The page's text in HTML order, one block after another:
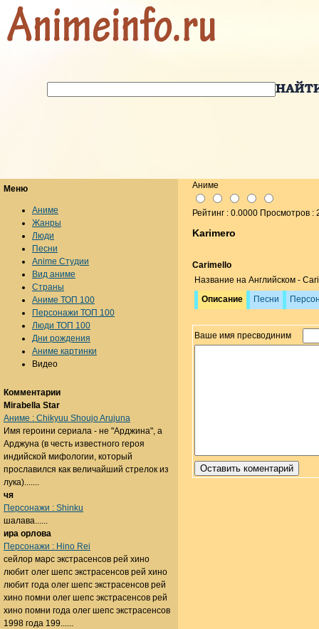
Аниме
Рейтинг : 0.0000 Просмотров :
Karimero
Carimello
Название на Английском -
Описание
Песни
Ваше имя пресводиним
Меню
Аниме
Жанры
Люди
Песни
Anime Студии
Вид аниме
Страны
Аниме ТОП 100
Персонажи ТОП 100
Люди ТОП 100
Дни рождения
Аниме картинки
Видео
Комментарии
Mirabella Star
Аниме : Chikyuu Shoujo Arujuna
Имя героини сериала - не "Арджина", а
Арджуна (в честь известного героя
индийской мифологии, который
прославился как величайший стрелок из
лука).......
чя
Персонажи : Shinku
шалава......
ира орлова
Персонажи : Hino Rei
сейлор марс экстрасенсов рей хино
любит олег шепс экстрасенсов рей хино
любит года олег шепс экстрасенсов рей
хино помни олег шепс экстрасенсов рей
хино помни года олег шепс экстрасенсов
1998 года 199......